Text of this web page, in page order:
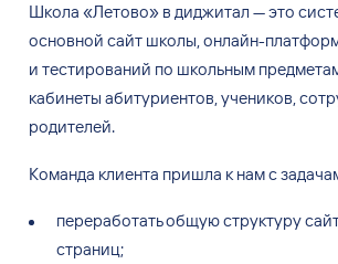
Школа «Летово» в диджитал — это
основной сайт школы, онлайн-
и тестирований по школьным
кабинеты абитуриентов, учеников,
родителей.
Команда клиента пришла к намс
переработать общую структуру
страниц;